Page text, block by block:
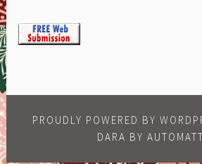
PROUDLY POWERED BY
DARA BY